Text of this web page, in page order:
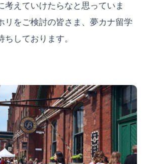
考えていけたらなと思っていま
リをご検討の皆さま、夢カナ留学
しております。